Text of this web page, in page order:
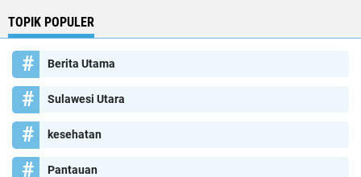
TOPIK POPULER
Berita Utama
Sulawesi Utara
kesehatan
Pantauan